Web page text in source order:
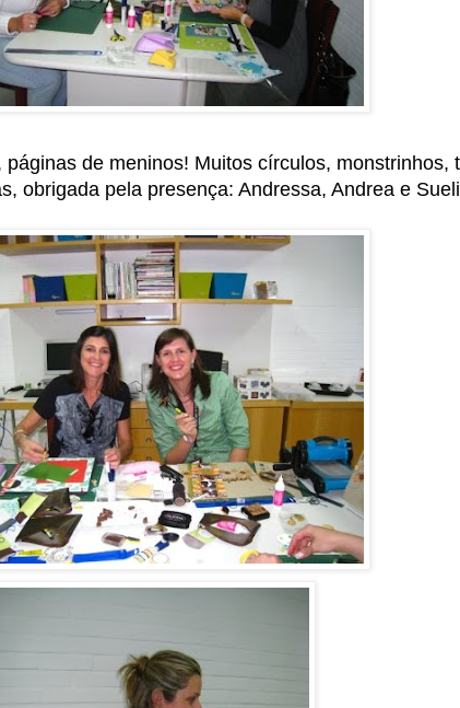
de meninos! Muitos círculos, monstrinhos,
obrigada pela presença: Andressa, Andrea e